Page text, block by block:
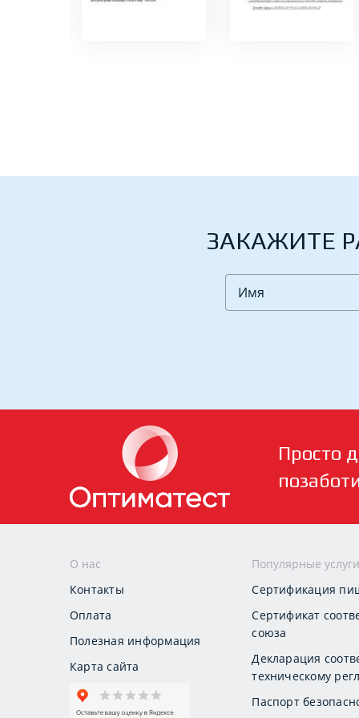
ЗАКАЖИТЕ
Просто
О нас
Контакты
Оплата
Полезная информация
Карта сайта
Популярные услуги
Сертификация
Сертификат
союза
Декларация
техническому
Паспорт